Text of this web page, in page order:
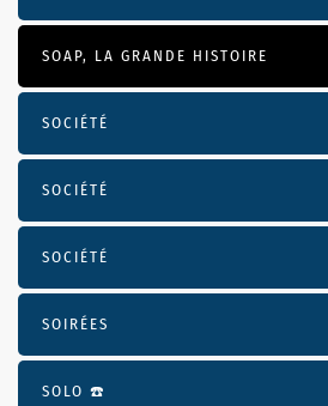
SOAP, LA GRANDE HISTOIRE
SOCIÉTÉ
SOCIÉTÉ
SOCIÉTÉ
SOIRÉES
SOLO ☎️